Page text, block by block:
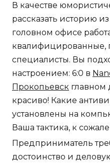
В качестве
рассказать историю
головном офисе
квалифицированные,
специалисты. Вы
настроением: 6:0 в
Прокопьевск главном
красиво! Какие
установлены на
Ваша тактика, к
Предприниматель
достоинство и